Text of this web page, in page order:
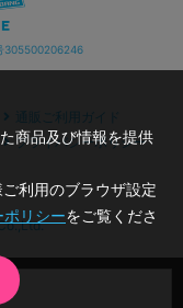
305500206246
通販ご利用ガイド
プライバシーポリシー
商品及び情報を提供
利用のブラウザ設定
ポリシーをご覧くださ